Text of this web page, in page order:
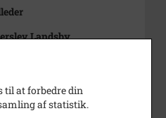
Landsby.
1996
Wimmelmann
til at forbedre din
af statistik.